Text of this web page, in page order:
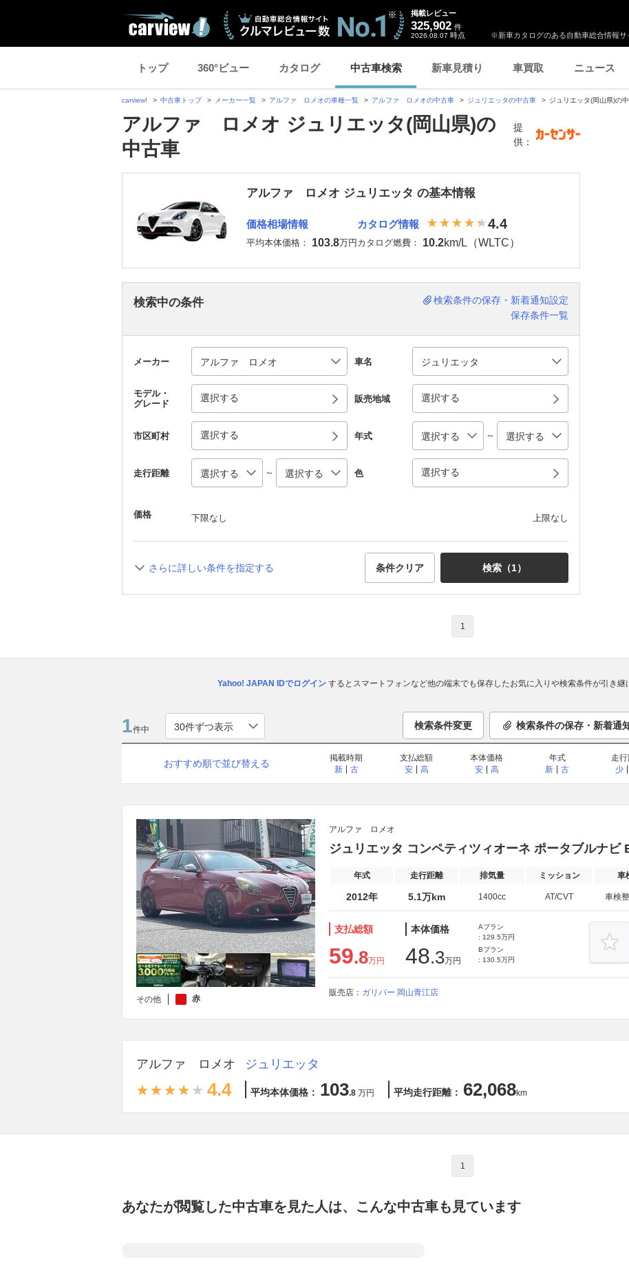
※新車カタログのある自動車総合情報サ
掲載レビュー
325,902 件
2026.08.07 時点
トップ 360°ビュー カタログ 中古車検索 新車見積り 車買取 ニュース
carview! 中古車トップ メーカー一覧 アルファ ロメオの車種一覧 アルファ ロメオの中古車 ジュリエッタの中古車 ジュリエッタ(岡山県)の
アルファ ロメオ ジュリエッタ(岡山県)の
中古車
提
供：
アルファ ロメオ ジュリエッタ の基本情報
価格相場情報
平均本体価格： 103.8万円
カタログ情報 4.4
カタログ燃費： 10.2km/L（WLTC）
検索中の条件
検索条件の保存・新着通知設定
保存条件一覧
メーカー 車名
モデル・
グレード
選択する 販売地域 選択する
市区町村 選択する 年式 ～
走行距離 ～ 色 選択する
価格 下限なし 上限なし
さらに詳しい条件を指定する 条件クリア 検索（1）
1
Yahoo! JAPAN IDでログインするとスマートフォンなど他の端末でも保存したお気に入りや検索条件が引き継
1件中 検索条件変更 検索条件の保存・新着通
おすすめ順で並び替える
掲載時期
新
古
支払総額
安
高
本体価格
安
高
年式
新
古
走
少
その他 赤
アルファ ロメオ
ジュリエッタ コンペティツィオーネ ポータブルナビ
年式 走行距離 排気量 ミッション 車
2012年 5.1万km 1400cc AT/CVT 車検
支払総額
59.8万円
本体価格
48.3万円
Aプラン
: 129.5万円
Bプラン
: 130.5万円
販売店： ガリバー 岡山青江店
アルファ ロメオ ジュリエッタ
4.4 平均本体価格： 103.8 万円 平均走行距離： 62,068km
1
あなたが閲覧した中古車を見た人は、こんな中古車も見ています